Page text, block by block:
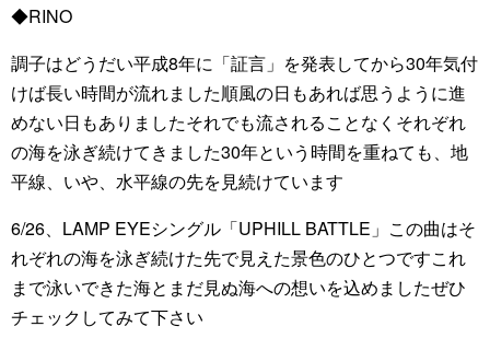
◆RINO
調子はどうだい平成8年に「証言」を発表してから30年気付
けば長い時間が流れました順風の日もあれば思うように進
めない日もありましたそれでも流されることなくそれぞれ
の海を泳ぎ続けてきました30年という時間を重ねても、地
平線、いや、水平線の先を見続けています
6/26、LAMP EYEシングル「UPHILL BATTLE」この曲はそ
れぞれの海を泳ぎ続けた先で見えた景色のひとつですこれ
まで泳いできた海とまだ見ぬ海への想いを込めましたぜひ
チェックしてみて下さい